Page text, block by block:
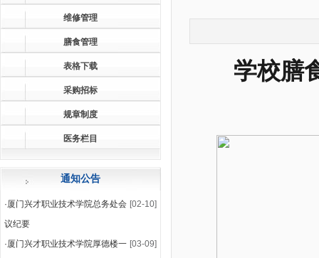
维修管理
膳食管理
表格下载
采购招标
规章制度
医务栏目
通知公告
[02-10]
·厦门兴才职业技术学院总务处会
议纪要
[03-09]
·厦门兴才职业技术学院厚德楼一
学校膳